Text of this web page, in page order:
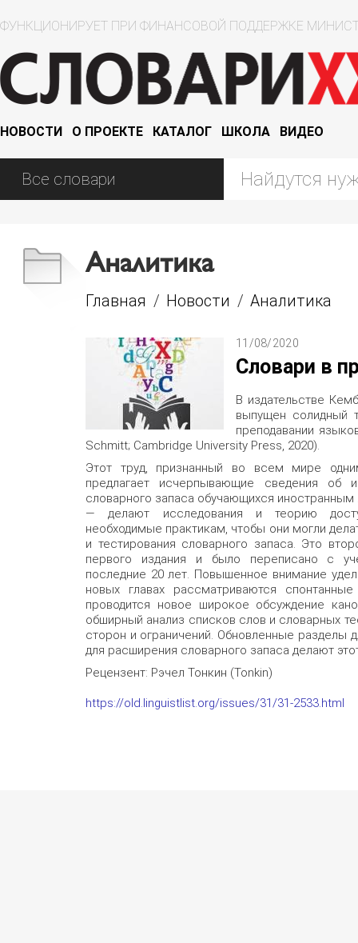
ФУНКЦИОНИРУЕТ ПРИ ФИНАНСОВОЙ ПОДДЕРЖКЕ
НОВОСТИ О ПРОЕКТЕ КАТАЛОГ ШКОЛА ВИДЕО
Аналитика
Главная / Новости / Аналитика
11/08/2020
Словари в
В издательстве
выпущен солидный
преподавании
Schmitt; Cambridge University Press, 2020).
Этот труд, признанный во всем мире
предлагает исчерпывающие сведения об
словарного запаса обучающихся
— делают исследования и теорию
необходимые практикам, чтобы они могли
и тестирования словарного запаса. Это
первого издания и было переписано с
последние 20 лет. Повышенное внимание
новых главах рассматриваются
проводится новое широкое обсуждение
обширный анализ списков слов и словарных
сторон и ограничений. Обновленные разделы
для расширения словарного запаса делают
Рецензент: Рэчел Тонкин (Tonkin)
https://old.linguistlist.org/issues/31/31-2533.html